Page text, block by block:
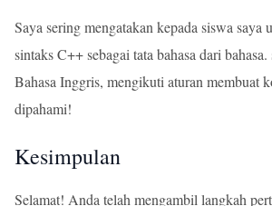
Saya sering mengatakan kepada siswa saya
sintaks C++ sebagai tata bahasa dari
Bahasa Inggris, mengikuti aturan membuat
dipahami!
Kesimpulan
Selamat! Anda telah mengambil langkah